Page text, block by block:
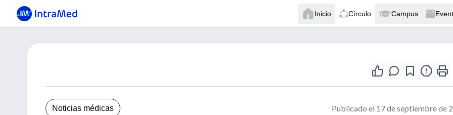
Inicio Círculo Campus
Noticias médicas Publicado el 17 de septiembre de